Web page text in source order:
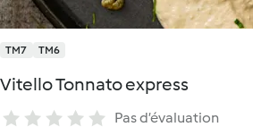
TM7 TM6
Vitello Tonnato express
Pas d’évaluation